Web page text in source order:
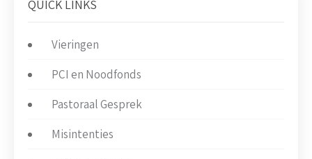
QUICK LINKS
Vieringen
PCI en Noodfonds
Pastoraal Gesprek
Misintenties